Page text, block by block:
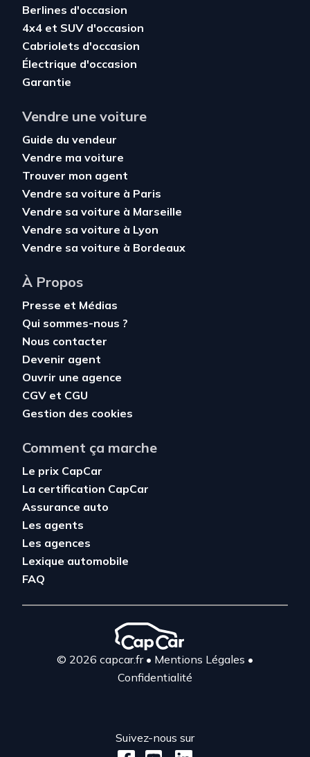
Berlines d'occasion
4x4 et SUV d'occasion
Cabriolets d'occasion
Électrique d'occasion
Garantie
Vendre une voiture
Guide du vendeur
Vendre ma voiture
Trouver mon agent
Vendre sa voiture à Paris
Vendre sa voiture à Marseille
Vendre sa voiture à Lyon
Vendre sa voiture à Bordeaux
À Propos
Presse et Médias
Qui sommes-nous ?
Nous contacter
Devenir agent
Ouvrir une agence
CGV et CGU
Gestion des cookies
Comment ça marche
Le prix CapCar
La certification CapCar
Assurance auto
Les agents
Les agences
Lexique automobile
FAQ
© 2026 capcar.fr• Mentions Légales •
Confidentialité
Suivez-nous sur